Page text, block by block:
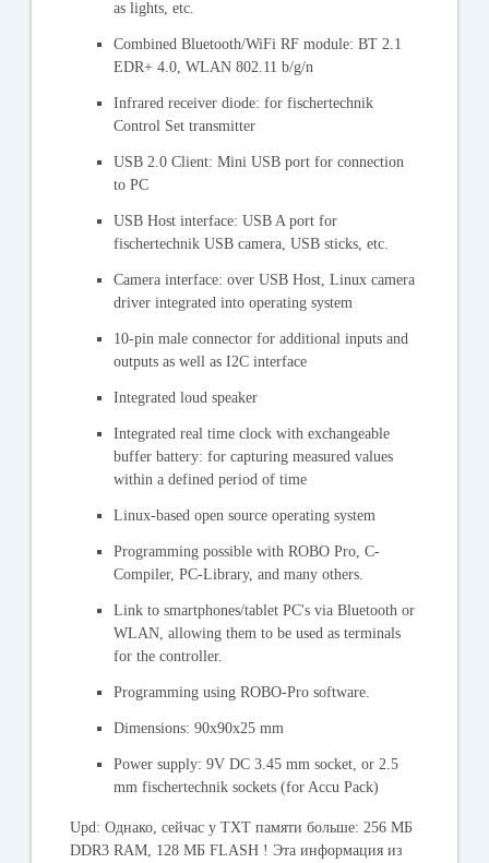
as lights, etc.
Combined Bluetooth/WiFi RF module: BT 2.1
EDR+ 4.0, WLAN 802.11 b/g/n
Infrared receiver diode: for fischertechnik
Control Set transmitter
USB 2.0 Client: Mini USB port for connection
to PC
USB Host interface: USB A port for
fischertechnik USB camera, USB sticks, etc.
Camera interface: over USB Host, Linux camera
driver integrated into operating system
10-pin male connector for additional inputs and
outputs as well as I2C interface
Integrated loud speaker
Integrated real time clock with exchangeable
buffer battery: for capturing measured values
within a defined period of time
Linux-based open source operating system
Programming possible with ROBO Pro, C-
Compiler, PC-Library, and many others.
Link to smartphones/tablet PC's via Bluetooth or
WLAN, allowing them to be used as terminals
for the controller.
Programming using ROBO-Pro software.
Dimensions: 90x90x25 mm
Power supply: 9V DC 3.45 mm socket, or 2.5
mm fischertechnik sockets (for Accu Pack)
Upd: Однако, сейчас у ТХТ памяти больше: 256 МБ
DDR3 RAM, 128 МБ FLASH ! Эта информация из